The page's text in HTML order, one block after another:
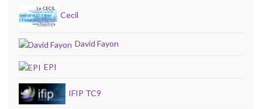
Cecil
David Fayon
EPI
IFIP TC9